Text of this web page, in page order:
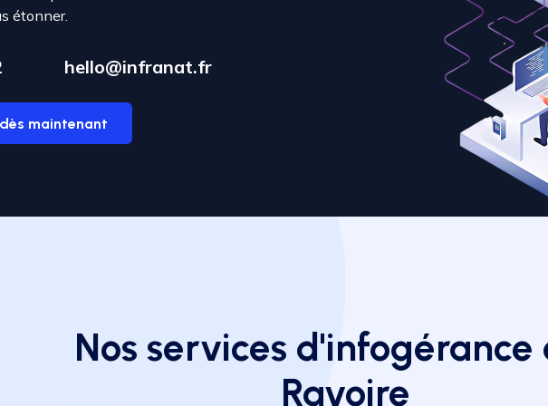
étonner.
hello@infranat.fr
maintenant
Nos services d'infogérance
Ravoire